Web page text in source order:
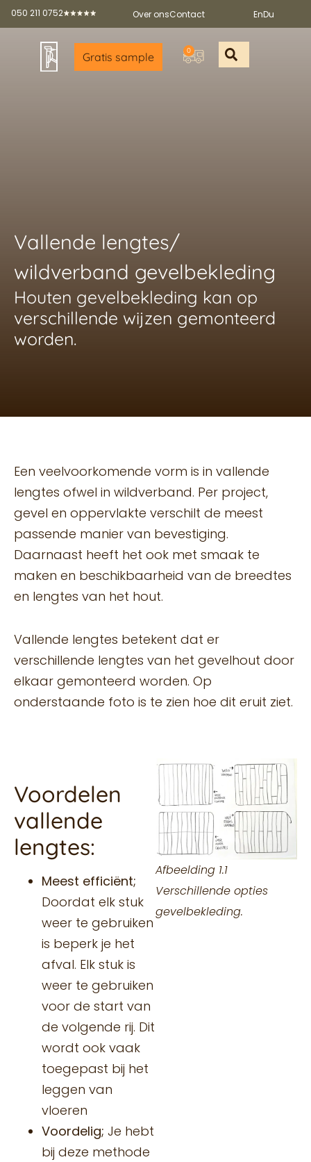
050 211 0752 Over onsContact EnDu
Gratis sample 0
Vallende lengtes/
wildverband gevelbekleding
Houten gevelbekleding kan op
verschillende wijzen gemonteerd
worden.
Een veelvoorkomende vorm is in vallende
lengtes ofwel in wildverband. Per project,
gevel en oppervlakte verschilt de meest
passende manier van bevestiging.
Daarnaast heeft het ook met smaak te
maken en beschikbaarheid van de breedtes
en lengtes van het hout.
Vallende lengtes betekent dat er
verschillende lengtes van het gevelhout door
elkaar gemonteerd worden. Op
onderstaande foto is te zien hoe dit eruit ziet.
Voordelen
vallende
lengtes:
Meest efficiënt;
Doordat elk stuk
weer te gebruiken
is beperk je het
afval. Elk stuk is
weer te gebruiken
voor de start van
de volgende rij. Dit
wordt ook vaak
toegepast bij het
leggen van
vloeren
Voordelig; Je hebt
bij deze methode
Afbeelding 1.1
Verschillende opties
gevelbekleding.